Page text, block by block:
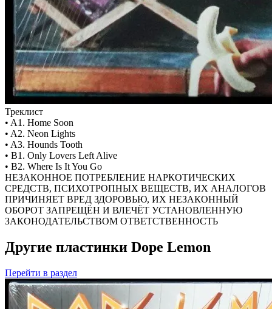
Треклист
• A1. Home Soon
• A2. Neon Lights
• A3. Hounds Tooth
• B1. Only Lovers Left Alive
• B2. Where Is It You Go
НЕЗАКОННОЕ ПОТРЕБЛЕНИЕ НАРКОТИЧЕСКИХ
СРЕДСТВ, ПСИХОТРОПНЫХ ВЕЩЕСТВ, ИХ АНАЛОГОВ
ПРИЧИНЯЕТ ВРЕД ЗДОРОВЬЮ, ИХ НЕЗАКОННЫЙ
ОБОРОТ ЗАПРЕЩЁН И ВЛЕЧЁТ УСТАНОВЛЕННУЮ
ЗАКОНОДАТЕЛЬСТВОМ ОТВЕТСТВЕННОСТЬ
Другие пластинки Dope Lemon
Перейти в раздел